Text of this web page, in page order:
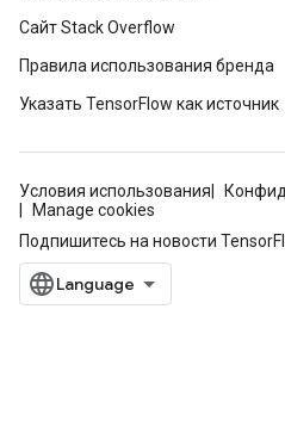
Сайт Stack Overflow
Правила использования бренда
Указать TensorFlow как источник
Условия использования
Manage cookies
Подпишитесь на новости